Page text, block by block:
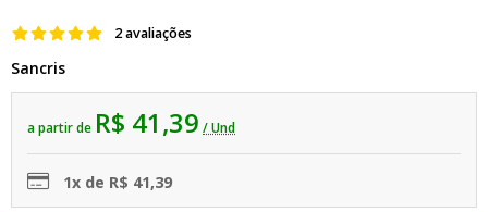
2 avaliações
Sancris
a partir de R$ 41,39 / Und
1x de R$ 41,39